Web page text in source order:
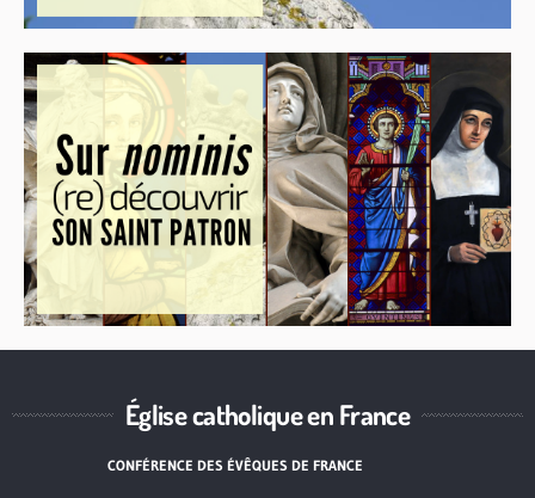
Église catholique en France
CONFÉRENCE DES ÉVÊQUES DE FRANCE